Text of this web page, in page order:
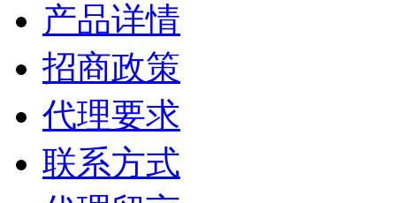
产品详情
招商政策
代理要求
联系方式